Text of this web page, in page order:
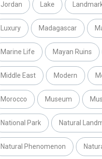
Jordan Lake
Luxury Madagascar
Marine Life Mayan Ruins
Middle East Modern
Morocco Museum
National Park Natural
Natural Phenomenon